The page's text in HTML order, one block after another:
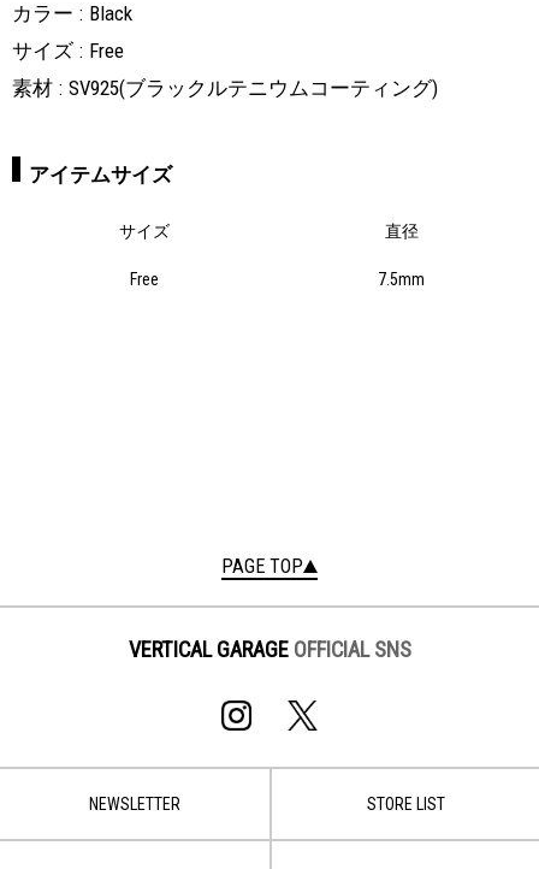
カラー
Black
サイズ
Free
素材
SV925(ブラックルテニウムコーティング)
アイテムサイズ
サイズ 直径
Free 7.5mm
PAGE TOP
VERTICAL GARAGE OFFICIAL SNS
NEWSLETTER STORE LIST